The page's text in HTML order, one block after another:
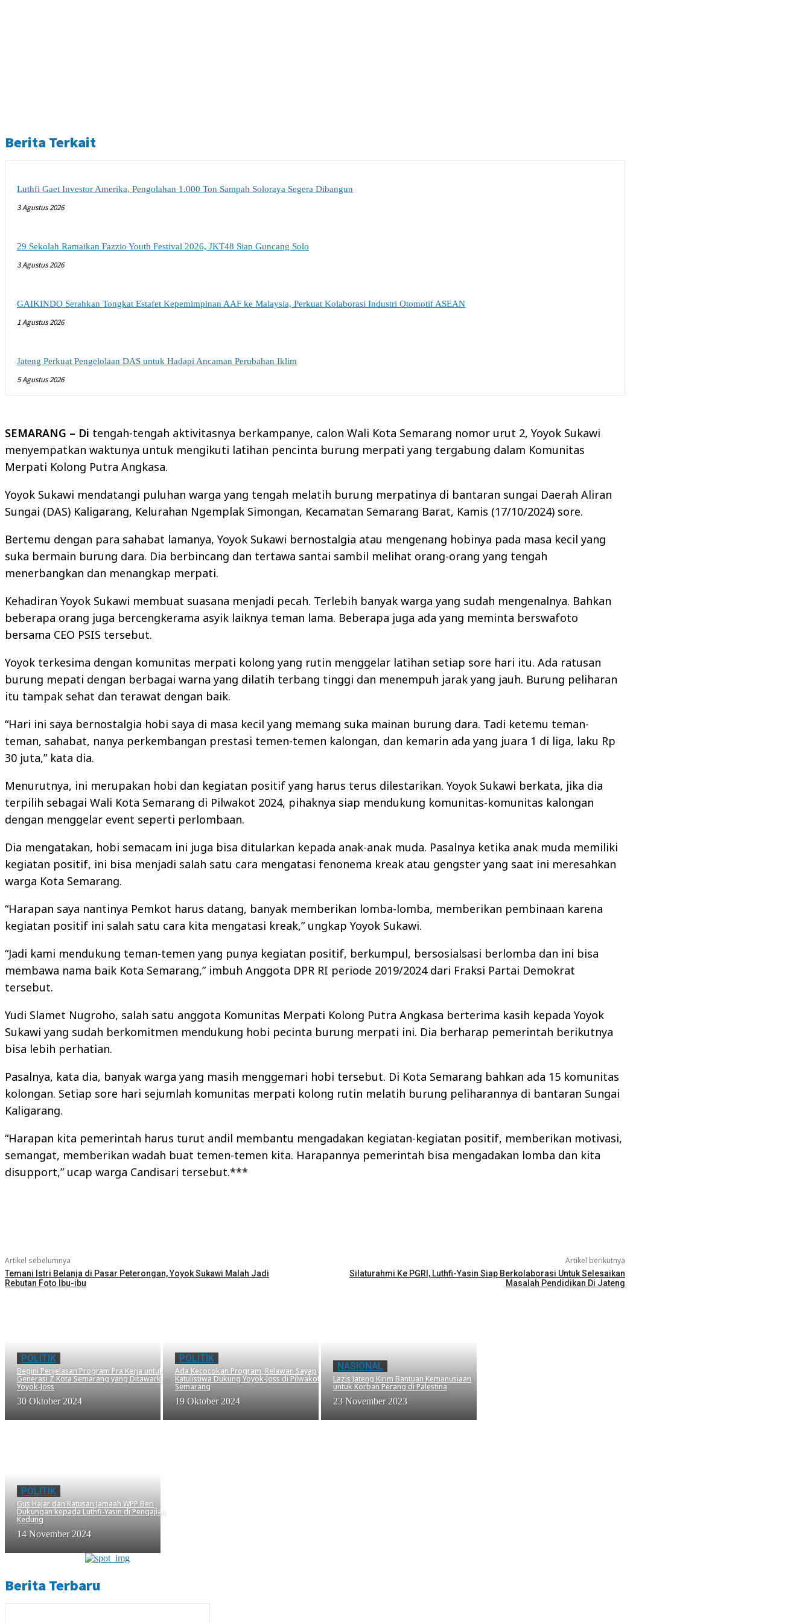
Berita Terkait
Luthfi Gaet Investor Amerika, Pengolahan 1.000 Ton Sampah Soloraya Segera Dibangun
3 Agustus 2026
29 Sekolah Ramaikan Fazzio Youth Festival 2026, JKT48 Siap Guncang Solo
3 Agustus 2026
GAIKINDO Serahkan Tongkat Estafet Kepemimpinan AAF ke Malaysia, Perkuat Kolaborasi Industri Otomotif ASEAN
1 Agustus 2026
Jateng Perkuat Pengelolaan DAS untuk Hadapi Ancaman Perubahan Iklim
5 Agustus 2026
SEMARANG – Di tengah-tengah aktivitasnya berkampanye, calon Wali Kota Semarang nomor urut 2, Yoyok Sukawi
menyempatkan waktunya untuk mengikuti latihan pencinta burung merpati yang tergabung dalam Komunitas
Merpati Kolong Putra Angkasa.
Yoyok Sukawi mendatangi puluhan warga yang tengah melatih burung merpatinya di bantaran sungai Daerah Aliran
Sungai (DAS) Kaligarang, Kelurahan Ngemplak Simongan, Kecamatan Semarang Barat, Kamis (17/10/2024) sore.
Bertemu dengan para sahabat lamanya, Yoyok Sukawi bernostalgia atau mengenang hobinya pada masa kecil yang
suka bermain burung dara. Dia berbincang dan tertawa santai sambil melihat orang-orang yang tengah
menerbangkan dan menangkap merpati.
Kehadiran Yoyok Sukawi membuat suasana menjadi pecah. Terlebih banyak warga yang sudah mengenalnya. Bahkan
beberapa orang juga bercengkerama asyik laiknya teman lama. Beberapa juga ada yang meminta berswafoto
bersama CEO PSIS tersebut.
Yoyok terkesima dengan komunitas merpati kolong yang rutin menggelar latihan setiap sore hari itu. Ada ratusan
burung mepati dengan berbagai warna yang dilatih terbang tinggi dan menempuh jarak yang jauh. Burung peliharan
itu tampak sehat dan terawat dengan baik.
“Hari ini saya bernostalgia hobi saya di masa kecil yang memang suka mainan burung dara. Tadi ketemu teman-
teman, sahabat, nanya perkembangan prestasi temen-temen kalongan, dan kemarin ada yang juara 1 di liga, laku Rp
30 juta,” kata dia.
Menurutnya, ini merupakan hobi dan kegiatan positif yang harus terus dilestarikan. Yoyok Sukawi berkata, jika dia
terpilih sebagai Wali Kota Semarang di Pilwakot 2024, pihaknya siap mendukung komunitas-komunitas kalongan
dengan menggelar event seperti perlombaan.
Dia mengatakan, hobi semacam ini juga bisa ditularkan kepada anak-anak muda. Pasalnya ketika anak muda memiliki
kegiatan positif, ini bisa menjadi salah satu cara mengatasi fenonema kreak atau gengster yang saat ini meresahkan
warga Kota Semarang.
“Harapan saya nantinya Pemkot harus datang, banyak memberikan lomba-lomba, memberikan pembinaan karena
kegiatan positif ini salah satu cara kita mengatasi kreak,” ungkap Yoyok Sukawi.
“Jadi kami mendukung teman-temen yang punya kegiatan positif, berkumpul, bersosialsasi berlomba dan ini bisa
membawa nama baik Kota Semarang,” imbuh Anggota DPR RI periode 2019/2024 dari Fraksi Partai Demokrat
tersebut.
Yudi Slamet Nugroho, salah satu anggota Komunitas Merpati Kolong Putra Angkasa berterima kasih kepada Yoyok
Sukawi yang sudah berkomitmen mendukung hobi pecinta burung merpati ini. Dia berharap pemerintah berikutnya
bisa lebih perhatian.
Pasalnya, kata dia, banyak warga yang masih menggemari hobi tersebut. Di Kota Semarang bahkan ada 15 komunitas
kolongan. Setiap sore hari sejumlah komunitas merpati kolong rutin melatih burung peliharannya di bantaran Sungai
Kaligarang.
“Harapan kita pemerintah harus turut andil membantu mengadakan kegiatan-kegiatan positif, memberikan motivasi,
semangat, memberikan wadah buat temen-temen kita. Harapannya pemerintah bisa mengadakan lomba dan kita
disupport,” ucap warga Candisari tersebut.***
Artikel sebelumnya
Temani Istri Belanja di Pasar Peterongan, Yoyok Sukawi Malah Jadi
Rebutan Foto Ibu-ibu
Artikel berikutnya
Silaturahmi Ke PGRI, Luthfi-Yasin Siap Berkolaborasi Untuk Selesaikan
Masalah Pendidikan Di Jateng
POLITIK
Begini Penjelasan Program Pra Kerja untuk
Generasi Z Kota Semarang yang Ditawarkan
Yoyok-Joss
30 Oktober 2024
POLITIK
Ada Kecocokan Program, Relawan Sayap
Katulistiwa Dukung Yoyok-Joss di Pilwakot
Semarang
19 Oktober 2024
NASIONAL
Lazis Jateng Kirim Bantuan Kemanusiaan
untuk Korban Perang di Palestina
23 November 2023
POLITIK
Gus Hajar dan Ratusan Jamaah WPP Beri
Dukungan kepada Luthfi-Yasin di Pengajian
Kedung
14 November 2024
Berita Terbaru